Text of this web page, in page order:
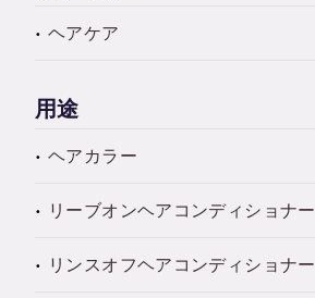
ヘアケア
用途
ヘアカラー
リーブオンヘアコンディショナー
リンスオフヘアコンディショナー